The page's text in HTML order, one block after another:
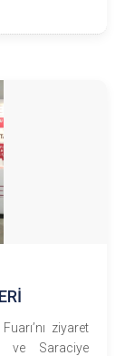
ziyaret
ve Saraciye